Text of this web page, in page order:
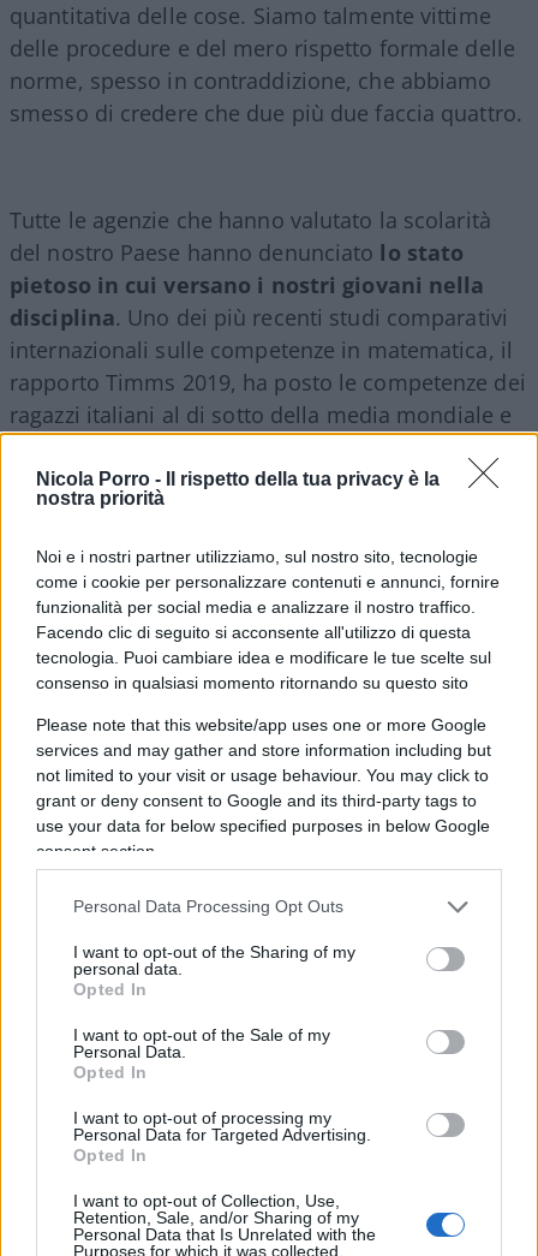
Nicola Porro -
Il rispetto della tua privacy è la
nostra priorità
Noi e i nostri partner utilizziamo, sul nostro sito, tecnologie
come i cookie per personalizzare contenuti e annunci, fornire
funzionalità per social media e analizzare il nostro traffico.
Facendo clic di seguito si acconsente all'utilizzo di questa
tecnologia. Puoi cambiare idea e modificare le tue scelte sul
consenso in qualsiasi momento ritornando su questo sito
Please note that this website/app uses one or more Google
services and may gather and store information including but
not limited to your visit or usage behaviour. You may click to
grant or deny consent to Google and its third-party tags to
use your data for below specified purposes in below Google
consent section.
Personal Data Processing Opt Outs
I want to opt-out of the Sharing of my
personal data.
Opted In
I want to opt-out of the Sale of my
Personal Data.
Opted In
I want to opt-out of processing my
Personal Data for Targeted Advertising.
Opted In
I want to opt-out of Collection, Use,
Retention, Sale, and/or Sharing of my
Personal Data that Is Unrelated with the
Purposes for which it was collected.
quantitativa delle cose. Siamo talmente vittime
delle procedure e del mero rispetto formale delle
norme, spesso in contraddizione, che abbiamo
smesso di credere che due più due faccia quattro.
Tutte le agenzie che hanno valutato la scolarità
del nostro Paese hanno denunciato lo stato
pietoso in cui versano i nostri giovani nella
disciplina. Uno dei più recenti studi comparativi
internazionali sulle competenze in matematica, il
rapporto Timms 2019, ha posto le competenze dei
ragazzi italiani al di sotto della media mondiale e
posto – ormai non meraviglia più – i Paesi
orientali, con la Russia al primo posto tra i Paesi
«occidentali»).
Franco Battagliaè da molti anni impegnato a
cercare di far riflettere politici e opinione pubblica
sulla valutazione quantitativa delle paturnie
ambientaliste. I disastri che conseguono quando
si ignora quella valutazione non sono di poco
conto. Pensate, ad esempio a chi, recentemente,
nei piani alti della Ue, in seguito alla
classificazione delle bevande alcoliche tra le
sostanze cancerogene da parte dell’Agenzia
internazionale per la ricerca sul cancro,
pretendeva stampare teschio e tibie sull’etichetta
delle bottiglie di vino. Il disastro sarebbe stato
non solo economico, ma anche alla salute, perché
il vino, bevuto con moderazione, ha effetti
benefici sulla salute. Allora, la valutazione
una, è necessario la matematica, e non sempre è
sufficiente quella delle quattro operazioni.